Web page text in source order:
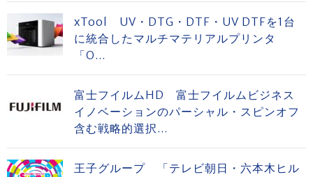
xTool UV・DTG・DTF・UV DTFを1台
に統合したマルチマテリアルプリンタ
「O...
富士フイルムHD 富士フイルムビジネス
イノベーションのパーシャル・スピンオフ
含む戦略的選択...
王子グループ 「テレビ朝日・六本木ヒル